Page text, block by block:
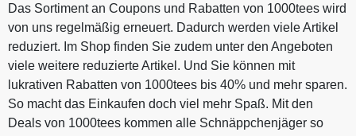
Das Sortiment an Coupons und Rabatten von 1000tees wird
von uns regelmäßig erneuert. Dadurch werden viele Artikel
reduziert. Im Shop finden Sie zudem unter den Angeboten
viele weitere reduzierte Artikel. Und Sie können mit
lukrativen Rabatten von 1000tees bis 40% und mehr sparen.
So macht das Einkaufen doch viel mehr Spaß. Mit den
Deals von 1000tees kommen alle Schnäppchenjäger so